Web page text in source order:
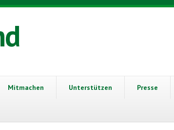
Mitmachen Unterstützen Presse